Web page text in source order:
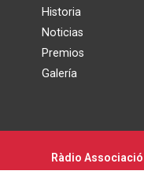
Historia
Noticias
Premios
Galería
Ràdio